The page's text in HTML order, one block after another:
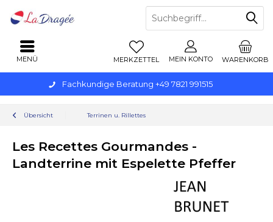
Fachkundige Beratung +49 7821 991515
WARENKORB
MERKZETTEL MEIN KONTO
MENÜ
Übersicht Terrinen u. Rillettes
Les Recettes Gourmandes -
Landterrine mit Espelette Pfeffer